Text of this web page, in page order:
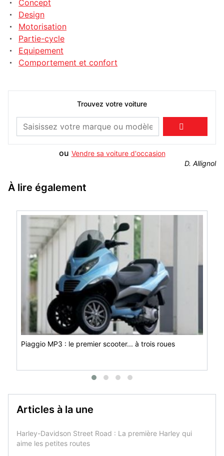
Concept
Design
Motorisation
Partie-cycle
Equipement
Comportement et confort
Trouvez votre voiture

ou Vendre sa voiture d'occasion
D. Allignol
À lire également
Piaggio MP3 : le premier scooter... à trois roues
Articles à la une
Harley-Davidson Street Road : La première Harley qui
aime les petites routes